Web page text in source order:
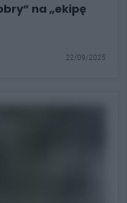
na „ekipę
22/09/2025